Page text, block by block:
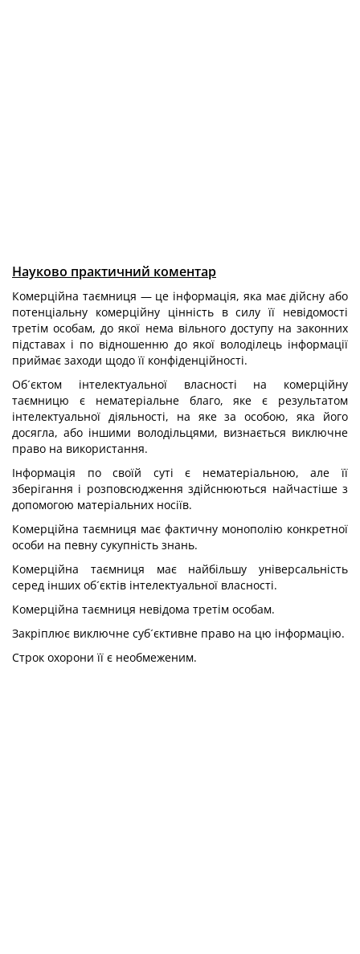
Науково практичний коментар
Комерційна таємниця — це інформація, яка має дійсну або
потенціальну комерційну цінність в силу її невідомості
третім особам, до якої нема вільного доступу на законних
підставах і по відношенню до якої володілець інформації
приймає заходи щодо її конфіденційності.
Об´єктом інтелектуальної власності на комерційну
таємницю є нематеріальне благо, яке є результатом
інтелектуальної діяльності, на яке за особою, яка його
досягла, або іншими володільцями, визнається виключне
право на використання.
Інформація по своїй суті є нематеріальною, але її
зберігання і розповсюдження здійснюються найчастіше з
допомогою матеріальних носіїв.
Комерційна таємниця має фактичну монополію конкретної
особи на певну сукупність знань.
Комерційна таємниця має найбільшу універсальність
серед інших об´єктів інтелектуальної власності.
Комерційна таємниця невідома третім особам.
Закріплює виключне суб´єктивне право на цю інформацію.
Строк охорони її є необмеженим.